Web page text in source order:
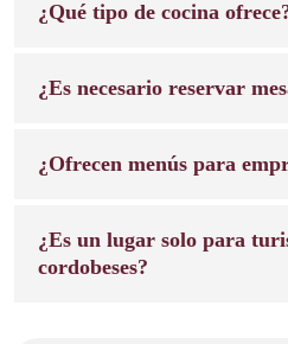
¿Qué tipo de cocina
¿Es necesario reservar
¿Ofrecen menús para
¿Es un lugar solo para
cordobeses?